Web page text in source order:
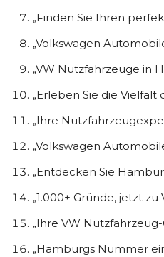
„Finden Sie Ihren
„Volkswagen
„VW Nutzfahrzeuge in
„Erleben Sie die
„Ihre
„Volkswagen
„Entdecken Sie
„1.000+ Gründe, jetzt
„Ihre VW
„Hamburgs Nummer